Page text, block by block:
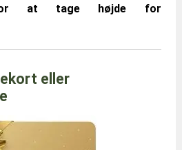
for at tage højde for
eller